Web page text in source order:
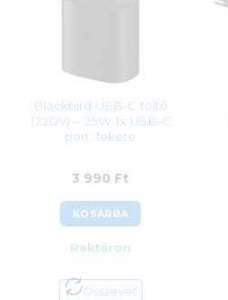
Blackbird USB-C töltő
(220V) – 25W 1x USB-C
port, fekete
3 990 Ft
KOSÁRBA
Raktáron
Összevet